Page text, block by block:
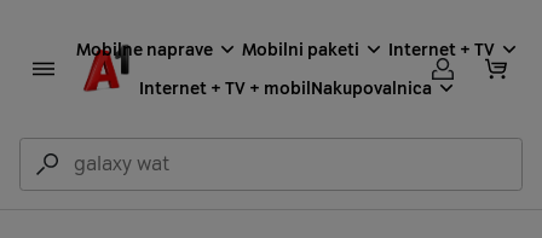
Mobilne naprave Mobilni paketi
Internet + TV
Internet + TV + mobilNakupovalnica